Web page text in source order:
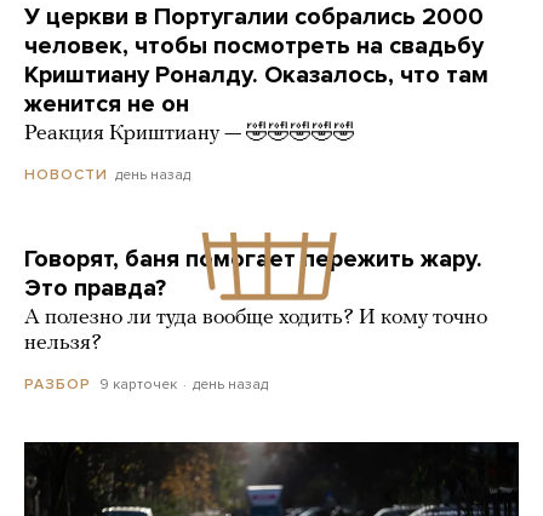
У церкви в Португалии собрались 2000
человек, чтобы посмотреть на свадьбу
Криштиану Роналду. Оказалось, что там
женится не он
Реакция Криштиану — 🤣🤣🤣🤣🤣
НОВОСТИ день назад
Говорят, баня помогает пережить жару.
Это правда?
А полезно ли туда вообще ходить? И кому точно
нельзя?
РАЗБОР 9 карточек день назад